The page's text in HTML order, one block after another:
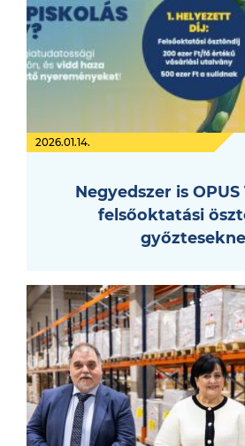
2026.01.14.
Negyedszer is OPUS
felsőoktatási